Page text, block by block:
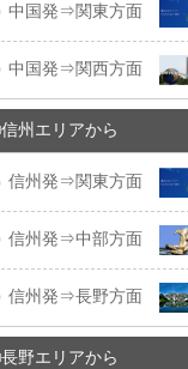
中国発⇒関東方面
中国発⇒関西方面
信州エリアから
信州発⇒関東方面
信州発⇒中部方面
信州発⇒長野方面
長野エリアから